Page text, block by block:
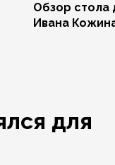
Обзор стола
Ивана
для